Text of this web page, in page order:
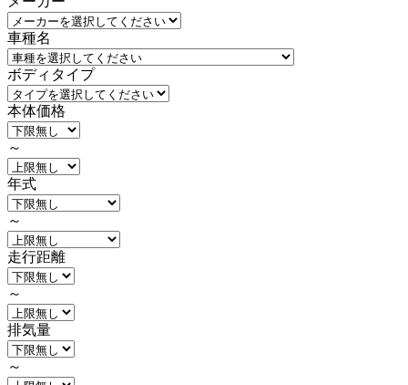
車種名
ボディタイプ
本体価格
～
年式
～
走行距離
～
排気量
～